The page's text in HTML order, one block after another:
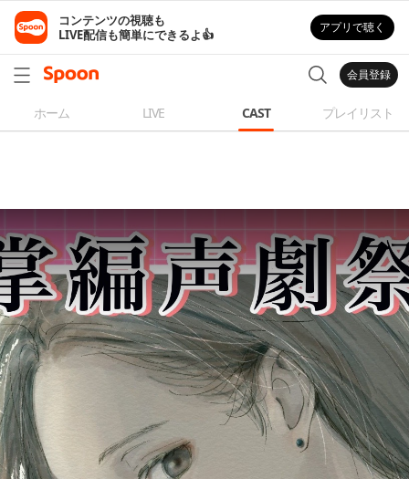
コンテンツの視聴も
LIVE配信も簡単にできるよ👍
アプリで聴く
会員登録
ホーム LIVE CAST プレイリスト